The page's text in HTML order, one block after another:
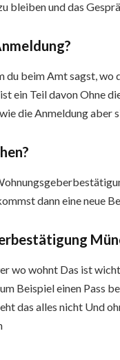
bleiben und das
du beim Amt sagst, wo
ein Teil davon Ohne
die Anmeldung aber
dann eine neue
wo wohnt Das ist
Beispiel einen Pass
das alles nicht Und